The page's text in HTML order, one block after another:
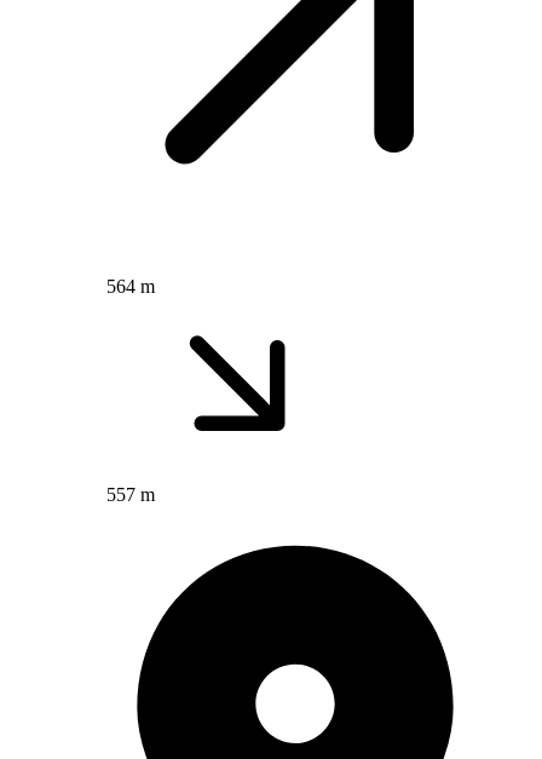
564 m
557 m